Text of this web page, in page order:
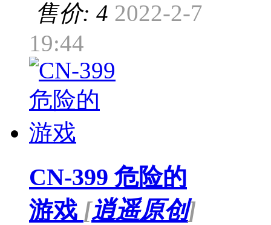
售价: 4 2022-2-7
19:44
CN-399 危险的
游戏 [逍遥原创]